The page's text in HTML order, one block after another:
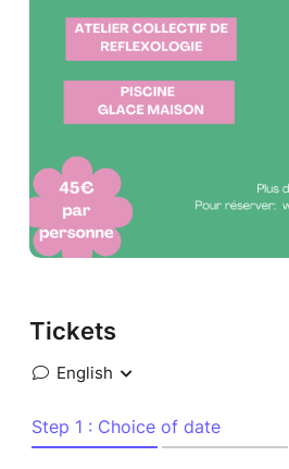
Pour recharger tes batteries
maison
Avec tes affaires de piscine,
coussin
1ER juin, 15 Juin, 29 juin, 6
Les places sont limitées à 6
choix
Si tu veux t'inscrire aux dates
Le 29 juin, nous aurons la
certifiée qui nous donnera des
Pour obtenir plus d’infos et
Hâte de t'accueillir et que tu
Tickets